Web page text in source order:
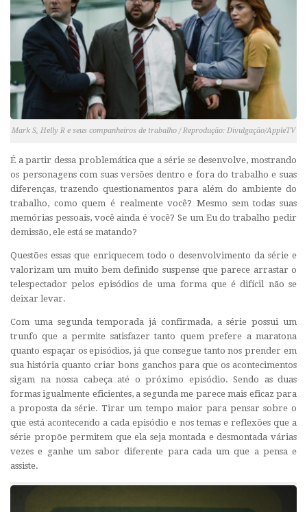
Mark S, Helly R e seus companheiros de trabalho / Reprodução: Divulgação/AppleTV
É a partir dessa problemática que a série se desenvolve, mostrando
os personagens com suas versões dentro e fora do trabalho e suas
diferenças, trazendo questionamentos para além do ambiente do
trabalho, como quem é realmente você? Mesmo sem todas suas
memórias pessoais, você ainda é você? Se um Eu do trabalho pedir
demissão, ele está se matando?
Questões essas que enriquecem todo o desenvolvimento da série e
valorizam um muito bem definido suspense que parece arrastar o
telespectador pelos episódios de uma forma que é difícil não se
deixar levar.
Com uma segunda temporada já confirmada, a série possui um
trunfo que a permite satisfazer tanto quem prefere a maratona
quanto espaçar os episódios, já que consegue tanto nos prender em
sua história quanto criar bons ganchos para que os acontecimentos
sigam na nossa cabeça até o próximo episódio. Sendo as duas
formas igualmente eficientes, a segunda me parece mais eficaz para
a proposta da série. Tirar um tempo maior para pensar sobre o
que está acontecendo a cada episódio e nos temas e reflexões que a
série propõe permitem que ela seja montada e desmontada várias
vezes e ganhe um sabor diferente para cada um que a pensa e
assiste.